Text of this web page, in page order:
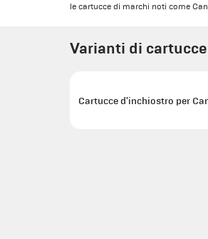
le cartucce di marchi noti come
Varianti di